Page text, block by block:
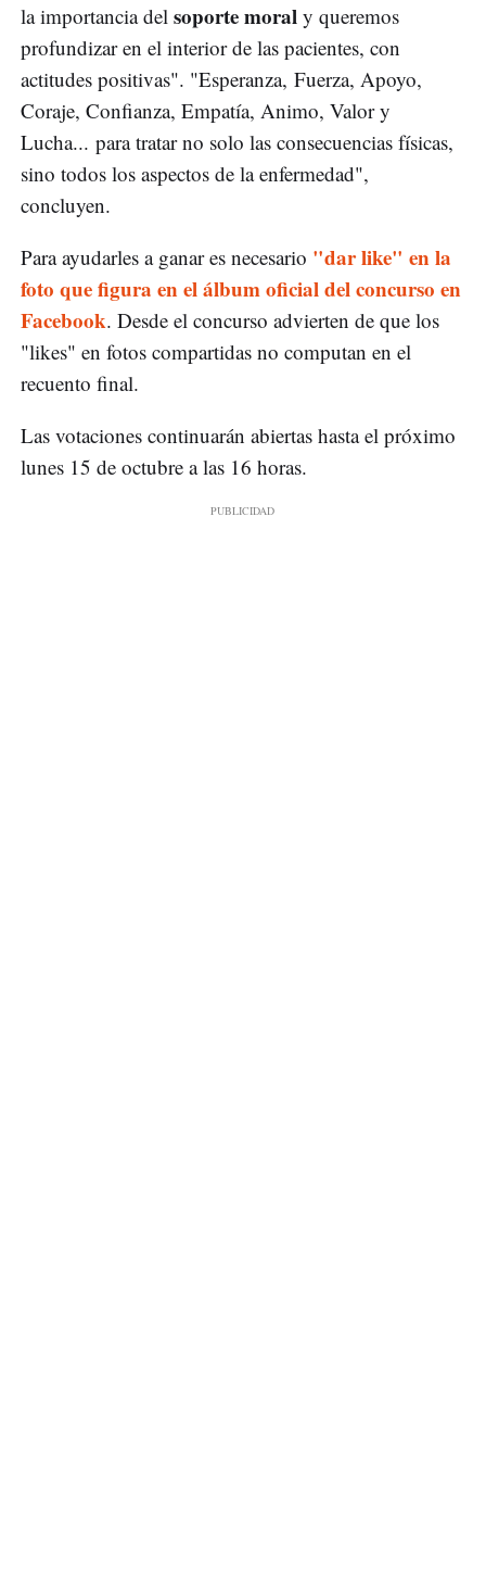
la importancia del soporte moral y queremos
profundizar en el interior de las pacientes, con
actitudes positivas". "Esperanza, Fuerza, Apoyo,
Coraje, Confianza, Empatía, Animo, Valor y
Lucha... para tratar no solo las consecuencias físicas,
sino todos los aspectos de la enfermedad",
concluyen.
Para ayudarles a ganar es necesario "dar like" en la
foto que figura en el álbum oficial del concurso en
Facebook. Desde el concurso advierten de que los
"likes" en fotos compartidas no computan en el
recuento final.
Las votaciones continuarán abiertas hasta el próximo
lunes 15 de octubre a las 16 horas.